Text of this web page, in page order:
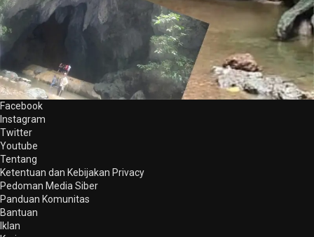
Facebook
Instagram
Twitter
Youtube
Tentang
Ketentuan dan Kebijakan Privacy
Pedoman Media Siber
Panduan Komunitas
Bantuan
Iklan